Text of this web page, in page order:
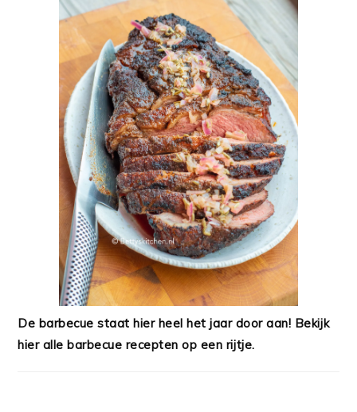
De barbecue staat hier heel het jaar door aan! Bekijk
hier alle barbecue recepten op een rijtje.